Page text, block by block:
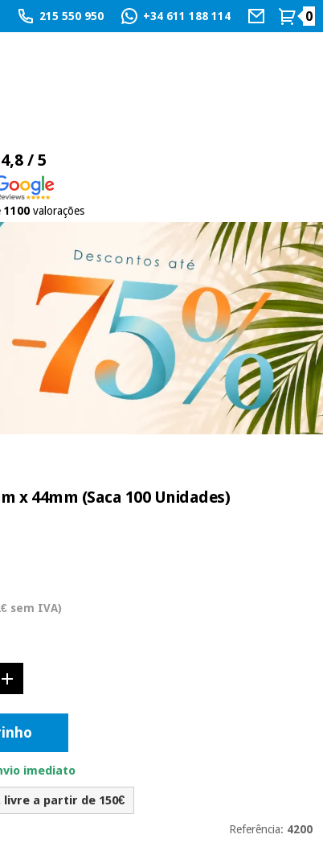
215 550 950 +34 611 188 114 0
4,8 / 5
1100valorações
x 44mm (Saca 100 Unidades)
sem IVA)
imediato
livre a partir de 150€
Referência: 4200